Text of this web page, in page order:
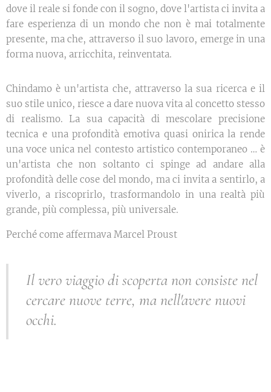
dove il reale si fonde con il sogno, dove l'artista ci invita a
fare esperienza di un mondo che non è mai totalmente
presente, ma che, attraverso il suo lavoro, emerge in una
forma nuova, arricchita, reinventata.
Chindamo è un'artista che, attraverso la sua ricerca e il
suo stile unico, riesce a dare nuova vita al concetto stesso
di realismo. La sua capacità di mescolare precisione
tecnica e una profondità emotiva quasi onirica la rende
una voce unica nel contesto artistico contemporaneo … è
un'artista che non soltanto ci spinge ad andare alla
profondità delle cose del mondo, ma ci invita a sentirlo, a
viverlo, a riscoprirlo, trasformandolo in una realtà più
grande, più complessa, più universale.
Perché come affermava Marcel Proust
Il vero viaggio di scoperta non consiste nel
cercare nuove terre, ma nell'avere nuovi
occhi.